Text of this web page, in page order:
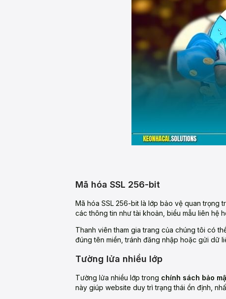
Mã hóa SSL 256-bit
Mã hóa SSL 256-bit là lớp bảo vệ quan trọng
các thông tin như tài khoản, biểu mẫu liên hệ
Thanh viên tham gia trang của chúng tôi có
đúng tên miền, tránh đăng nhập hoặc gửi dữ
Tường lửa nhiều lớp
Tường lửa nhiều lớp trong chính sách bảo
này giúp website duy trì trạng thái ổn định,